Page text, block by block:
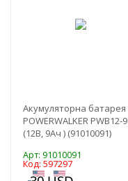
Акумуляторна батарея
POWERWALKER PWB12-9
(12В, 9Ач ) (91010091)
Арт: 91010091
Код: 597297